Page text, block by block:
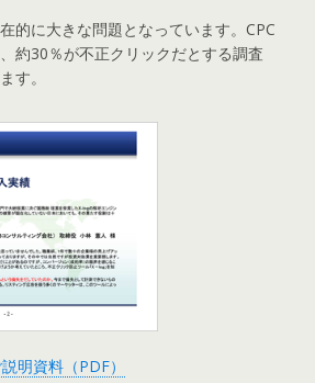
的に大きな問題となっています。CPC
約30％が不正クリックだとする調査
す。
明資料（PDF）